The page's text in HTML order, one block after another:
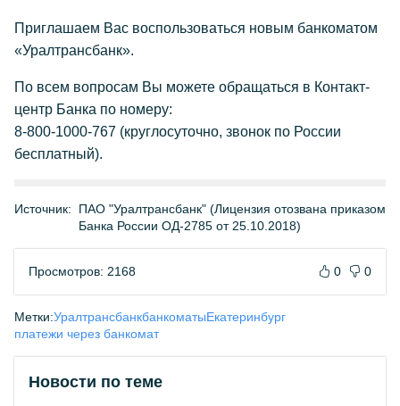
Приглашаем Вас воспользоваться новым банкоматом
«Уралтрансбанк».
По всем вопросам Вы можете обращаться в Контакт-
центр Банка по номеру:
8-800-1000-767 (круглосуточно, звонок по России
бесплатный).
Источник:
ПАО "Уралтрансбанк" (Лицензия отозвана приказом
Банка России ОД-2785 от 25.10.2018)
Просмотров: 2168 0 0
Метки:УралтрансбанкбанкоматыЕкатеринбург
платежи через банкомат
Новости по теме